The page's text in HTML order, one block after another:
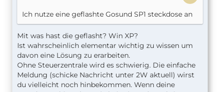
Ich nutze eine geflashte Gosund SP1 steckdose an
Mit was hast die geflasht? Win XP?
Ist wahrscheinlich elementar wichtig zu wissen um
davon eine Lösung zu erarbeiten.
Ohne Steuerzentrale wird es schwierig. Die einfache
Meldung (schicke Nachricht unter 2W aktuell) wirst
du vielleicht noch hinbekommen. Wenn deine